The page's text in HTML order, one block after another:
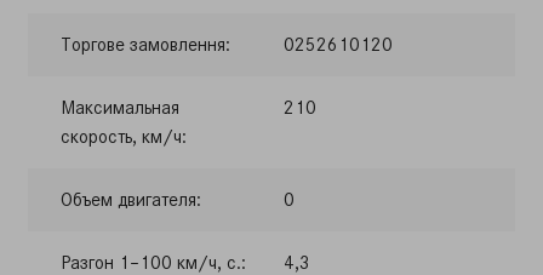
Торгове замовлення: 0252610120
Максимальная
скорость, км/ч:
210
Объем двигателя: 0
Разгон 1–100 км/ч, с.: 4,3